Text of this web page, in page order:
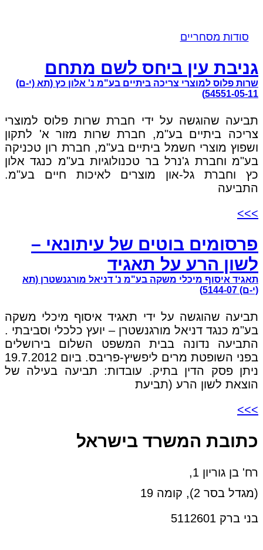
סודות מסחריים
גניבת עין ביחס לשם מתחם
שרות פלוס למוצרי צריכה ביתיים בע"מ נ' אלון כץ (תא (י-ם)
54551-05-11)
תביעה שהוגשה על ידי חברת שרות פלוס למוצרי
צריכה ביתיים בע"מ, חברת שרות מזור א' לתקון
ושפוץ מוצרי חשמל ביתיים בע"מ, חברת רון טכניקה
בע"מ וחברת ג'נרל בר טכנולוגיות בע"מ כנגד אלון
כץ וחברת גל-און מוצרים לאיכות חיים בע"מ.
התביעה
>>>
פרסומים בוטים של עיתונאי –
לשון הרע על תאגיד
תאגיד איסוף מיכלי משקה בע"מ נ' דניאל מורגנשטרן (תא
(י-ם) 5144-07)
תביעה שהוגשה על ידי תאגיד איסוף מיכלי משקה
בע"מ כנגד דניאל מורגנשטרן – יועץ כלכלי וסביבתי .
התביעה נדונה בבית המשפט השלום בירושלים
בפני השופטת מרים ליפשיץ-פריבס. ביום 19.7.2012
ניתן פסק הדין בתיק. עובדות: תביעה בעילה של
הוצאת לשון הרע (תביעת
>>>
כתובת המשרד בישראל
רח' בן גוריון 1,
(מגדל בסר 2), קומה 19
בני ברק 5112601